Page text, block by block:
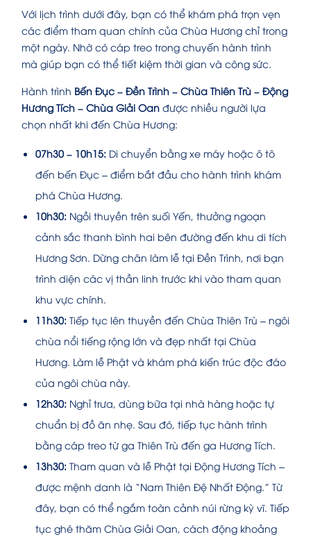
Với lịch trình dưới đây, bạn có thể khám phá trọn vẹn
các điểm tham quan chính của Chùa Hương chỉ trong
một ngày. Nhờ có cáp treo trong chuyến hành trình
mà giúp bạn có thể tiết kiệm thời gian và công sức.
Hành trình Bến Đục – Đền Trình – Chùa Thiên Trù – Động
Hương Tích – Chùa Giải Oan được nhiều người lựa
chọn nhất khi đến Chùa Hương:
07h30 – 10h15: Di chuyển bằng xe máy hoặc ô tô
đến bến Đục – điểm bắt đầu cho hành trình khám
phá Chùa Hương.
10h30: Ngồi thuyền trên suối Yến, thưởng ngoạn
cảnh sắc thanh bình hai bên đường đến khu di tích
Hương Sơn. Dừng chân làm lễ tại Đền Trình, nơi bạn
trình diện các vị thần linh trước khi vào tham quan
khu vực chính.
11h30: Tiếp tục lên thuyền đến Chùa Thiên Trù – ngôi
chùa nổi tiếng rộng lớn và đẹp nhất tại Chùa
Hương. Làm lễ Phật và khám phá kiến trúc độc đáo
của ngôi chùa này.
12h30: Nghỉ trưa, dùng bữa tại nhà hàng hoặc tự
chuẩn bị đồ ăn nhẹ. Sau đó, tiếp tục hành trình
bằng cáp treo từ ga Thiên Trù đến ga Hương Tích.
13h30: Tham quan và lễ Phật tại Động Hương Tích –
được mệnh danh là “Nam Thiên Đệ Nhất Động.” Từ
đây, bạn có thể ngắm toàn cảnh núi rừng kỳ vĩ. Tiếp
tục ghé thăm Chùa Giải Oan, cách động khoảng